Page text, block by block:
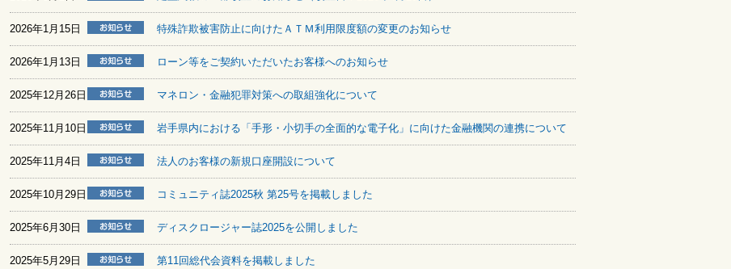
2026年1月15日 特殊詐欺被害防止に向けたＡＴＭ利用限度額の変更のお知らせ
2026年1月13日 ローン等をご契約いただいたお客様へのお知らせ
2025年12月26日 マネロン・金融犯罪対策への取組強化について
2025年11月10日 岩手県内における「手形・小切手の全面的な電子化」に向けた金融機関の連携について
2025年11月4日 法人のお客様の新規口座開設について
2025年10月29日 コミュニティ誌2025秋 第25号を掲載しました
2025年6月30日 ディスクロージャー誌2025を公開しました
2025年5月29日 第11回総代会資料を掲載しました